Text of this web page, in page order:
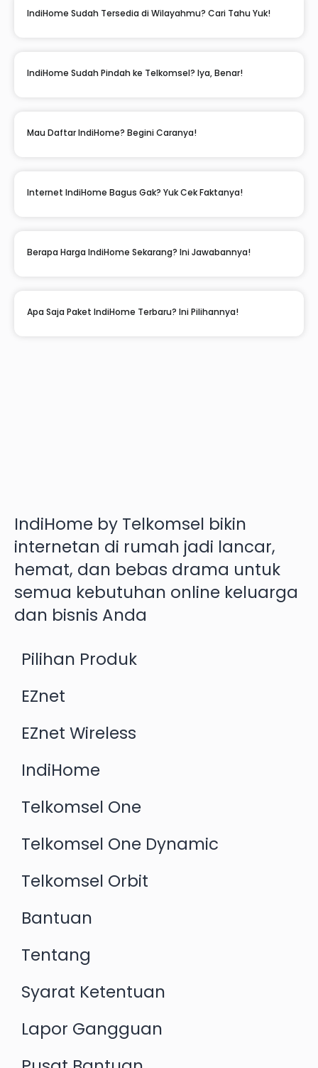
IndiHome Sudah Tersedia di Wilayahmu? Cari Tahu Yuk!
IndiHome Sudah Pindah ke Telkomsel? Iya, Benar!
Mau Daftar IndiHome? Begini Caranya!
Internet IndiHome Bagus Gak? Yuk Cek Faktanya!
Berapa Harga IndiHome Sekarang? Ini Jawabannya!
Apa Saja Paket IndiHome Terbaru? Ini Pilihannya!
IndiHome by Telkomsel bikin
internetan di rumah jadi lancar,
hemat, dan bebas drama untuk
semua kebutuhan online keluarga
dan bisnis Anda
Pilihan Produk
EZnet
EZnet Wireless
IndiHome
Telkomsel One
Telkomsel One Dynamic
Telkomsel Orbit
Bantuan
Tentang
Syarat Ketentuan
Lapor Gangguan